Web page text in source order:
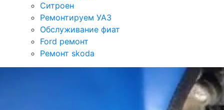
Ситроен
Ремонтируем УАЗ
Обслуживание фиат
Ford ремонт
Ремонт skoda